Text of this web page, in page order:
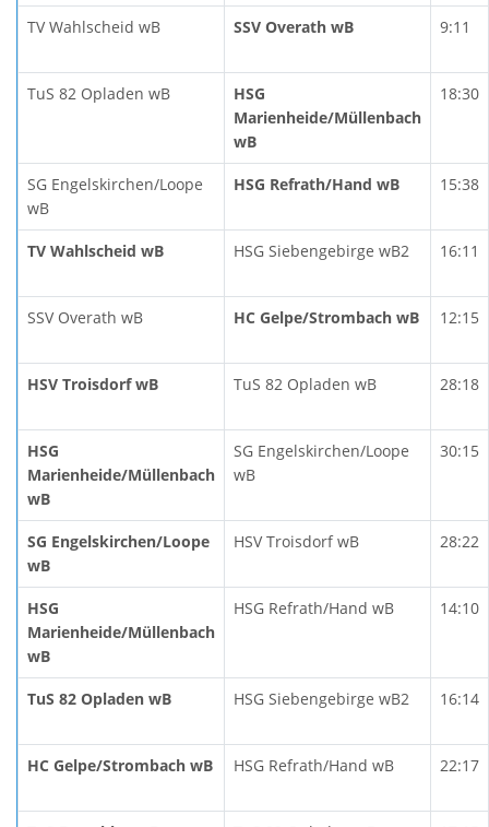
TV Wahlscheid wB SSV Overath wB 9:11
TuS 82 Opladen wB
HSG
Marienheide/Müllenbach
wB
18:30
SG Engelskirchen/Loope
wB
HSG Refrath/Hand wB 15:38
TV Wahlscheid wB HSG Siebengebirge wB2 16:11
SSV Overath wB HC Gelpe/Strombach wB 12:15
HSV Troisdorf wB TuS 82 Opladen wB 28:18
HSG
Marienheide/Müllenbach
wB
SG Engelskirchen/Loope
wB
30:15
SG Engelskirchen/Loope
wB
HSV Troisdorf wB 28:22
HSG
Marienheide/Müllenbach
wB
HSG Refrath/Hand wB 14:10
TuS 82 Opladen wB HSG Siebengebirge wB2 16:14
HC Gelpe/Strombach wB HSG Refrath/Hand wB 22:17